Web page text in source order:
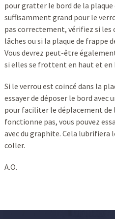
pour gratter le bord de la
suffisamment grand pour le
pas correctement, vérifiez si les
lâches ou si la plaque de frappe
Vous devrez peut-être
si elles se frottent en haut et en
Si le verrou est coincé dans la
essayer de déposer le bord avec
pour faciliter le déplacement de
fonctionne pas, vous pouvez
avec du graphite. Cela lubrifiera
coller.
A.O.